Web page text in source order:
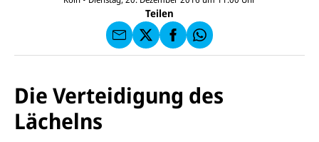
Teilen
U
I
C
E
e
n
d
I
C
E
F
a
a
u
f
F
a
b
o
F
uf
W
h
a
p
Die Verteidigung des
Lächelns